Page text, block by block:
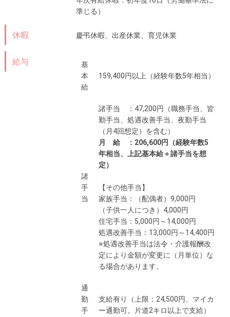
準じる）
休暇 慶弔休暇、出産休業、育児休業
給与
基
本
給
159,400円以上（経験年数5年相当）
諸
手
当
諸手当 ：47,200円（職務手当、皆
勤手当、処遇改善手当、夜勤手当
（月4回想定）を含む）
月 給 ：206,600円（経験年数5
年相当、上記基本給＋諸手当を想
定）
【その他手当】
家族手当：（配偶者）9,000円
（子供一人につき）4,000円
住宅手当：5,000円～14,000円
処遇改善手当：13,000円～14,400円
※処遇改善手当は法令・介護報酬改
定により金額が変更に（月単位）な
る場合があります。
通
勤
手
支給有り（上限：24,500円、マイカ
ー通勤可。片道2キロ以上で支給）